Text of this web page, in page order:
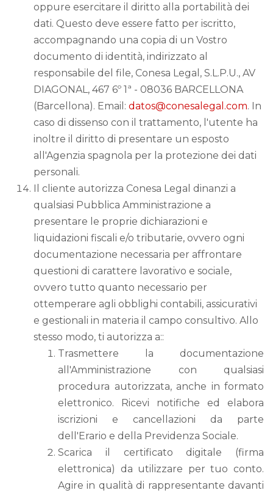
oppure esercitare il diritto alla portabilità dei
dati. Questo deve essere fatto per iscritto,
accompagnando una copia di un Vostro
documento di identità, indirizzato al
responsabile del file, Conesa Legal, S.L.P.U., AV
DIAGONAL, 467 6º 1ª - 08036 BARCELLONA
(Barcellona). Email: datos@conesalegal.com. In
caso di dissenso con il trattamento, l'utente ha
inoltre il diritto di presentare un esposto
all'Agenzia spagnola per la protezione dei dati
personali.
Il cliente autorizza Conesa Legal dinanzi a
qualsiasi Pubblica Amministrazione a
presentare le proprie dichiarazioni e
liquidazioni fiscali e/o tributarie, ovvero ogni
documentazione necessaria per affrontare
questioni di carattere lavorativo e sociale,
ovvero tutto quanto necessario per
ottemperare agli obblighi contabili, assicurativi
e gestionali in materia il campo consultivo. Allo
stesso modo, ti autorizza a::
Trasmettere la documentazione
all'Amministrazione con qualsiasi
procedura autorizzata, anche in formato
elettronico. Ricevi notifiche ed elabora
iscrizioni e cancellazioni da parte
dell'Erario e della Previdenza Sociale.
Scarica il certificato digitale (firma
elettronica) da utilizzare per tuo conto.
Agire in qualità di rappresentante davanti